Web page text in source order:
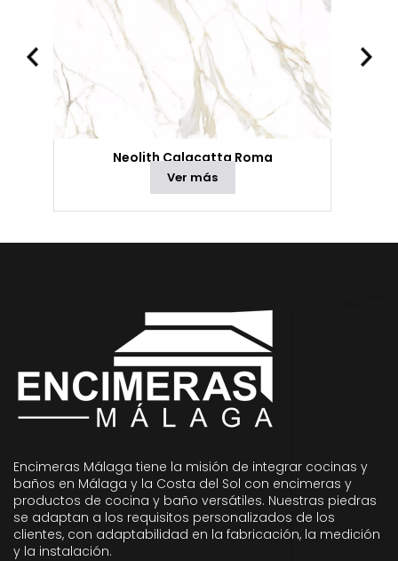
Neolith Calacatta Roma
Ver más
Encimeras Málaga tiene la misión de integrar cocinas y
baños en Málaga y la Costa del Sol con encimeras y
productos de cocina y baño versátiles. Nuestras piedras
se adaptan a los requisitos personalizados de los
clientes, con adaptabilidad en la fabricación, la medición
y la instalación.